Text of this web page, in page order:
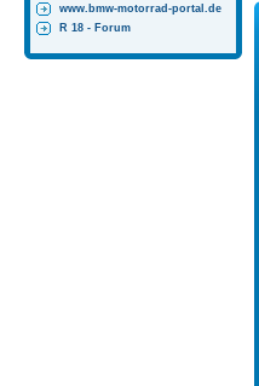
www.bmw-motorrad-portal.de
R 18 - Forum